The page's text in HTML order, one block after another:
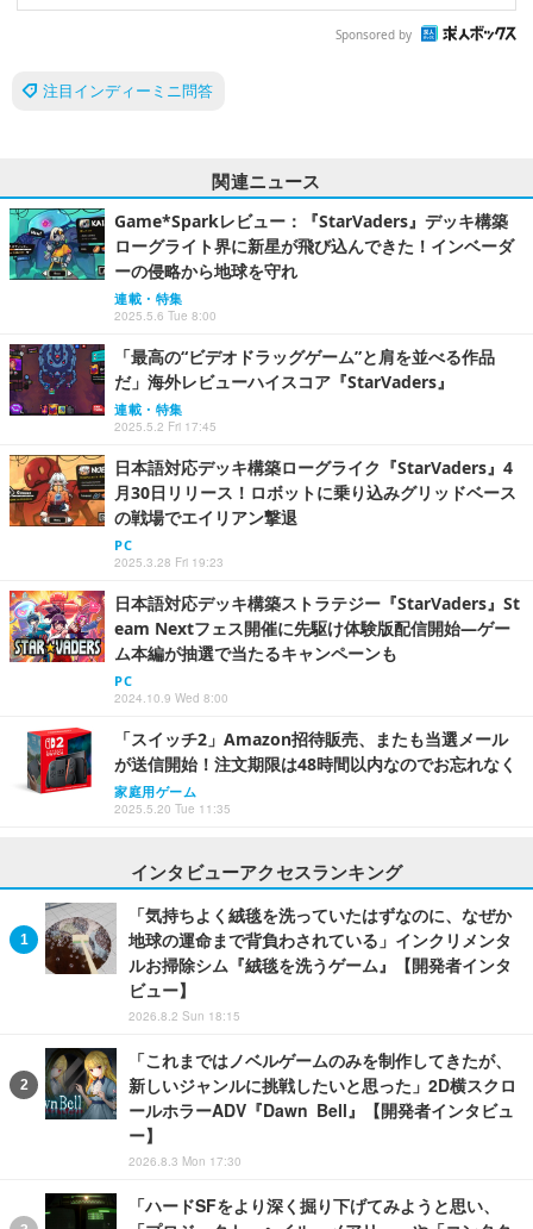
Sponsored by
注目インディーミニ問答
関連ニュース
Game*Sparkレビュー：『StarVaders』デッキ構築
ローグライト界に新星が飛び込んできた！インベーダ
ーの侵略から地球を守れ
連載・特集
2025.5.6 Tue 8:00
「最高の“ビデオドラッグゲーム”と肩を並べる作品
だ」海外レビューハイスコア『StarVaders』
連載・特集
2025.5.2 Fri 17:45
日本語対応デッキ構築ローグライク『StarVaders』4
月30日リリース！ロボットに乗り込みグリッドベース
の戦場でエイリアン撃退
PC
2025.3.28 Fri 19:23
日本語対応デッキ構築ストラテジー『StarVaders』St
eam Nextフェス開催に先駆け体験版配信開始―ゲー
ム本編が抽選で当たるキャンペーンも
PC
2024.10.9 Wed 8:00
「スイッチ2」Amazon招待販売、またも当選メール
が送信開始！注文期限は48時間以内なのでお忘れなく
家庭用ゲーム
2025.5.20 Tue 11:35
インタビューアクセスランキング
「気持ちよく絨毯を洗っていたはずなのに、なぜか
地球の運命まで背負わされている」インクリメンタ
ルお掃除シム『絨毯を洗うゲーム』【開発者インタ
ビュー】
2026.8.2 Sun 18:15
「これまではノベルゲームのみを制作してきたが、
新しいジャンルに挑戦したいと思った」2D横スクロ
ールホラーADV『Dawn Bell』【開発者インタビュ
ー】
2026.8.3 Mon 17:30
「ハードSFをより深く掘り下げてみようと思い、